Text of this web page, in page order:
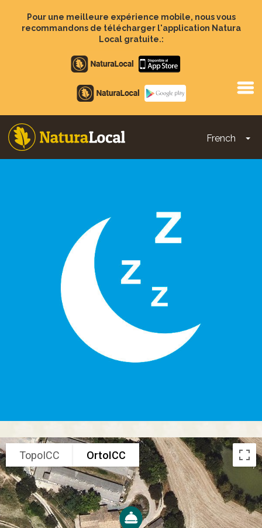
contenu
Pour une meilleure expérience mobile, nous vous
recommandons de télécharger l'application Natura
Local gratuite.:
Apple
store
Google
Play
French
Main
TopoICC OrtoICC